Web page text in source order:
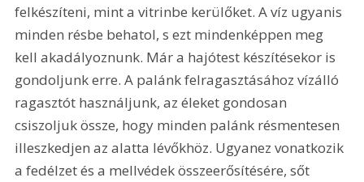
felkészíteni, mint a vitrinbe kerülőket. A víz ugyanis
minden résbe behatol, s ezt mindenképpen meg
kell akadályoznunk. Már a hajótest készítésekor is
gondoljunk erre. A palánk felragasztásához vízálló
ragasztót használjunk, az éleket gondosan
csiszoljuk össze, hogy minden palánk résmentesen
illeszkedjen az alatta lévőkhöz. Ugyanez vonatkozik
a fedélzet és a mellvédek összeerősítésére, sőt